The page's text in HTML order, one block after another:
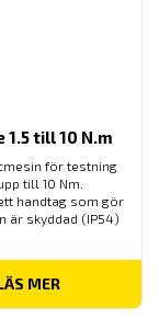
till 10 N.m
för testning
till 10 Nm.
handtag som gör
är skyddad (IP54)
MER